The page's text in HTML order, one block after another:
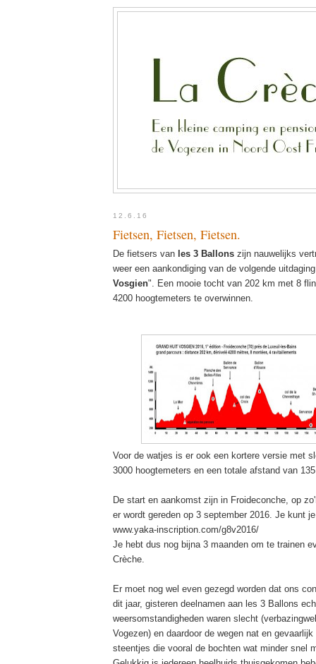
12.6.16
Fietsen, Fietsen, Fietsen.
De fietsers van les 3 Ballons zijn nauwelijks
weer een aankondiging van de volgende
Vosgien". Een mooie tocht van 202 km met 8
4200 hoogtemeters te overwinnen.
Voor de watjes is er ook een kortere versie met
3000 hoogtemeters en een totale afstand van
De start en aankomst zijn in Froideconche, op
er wordt gereden op 3 september 2016. Je kunt
www.yaka-inscription.com/g8v2016/
Je hebt dus nog bijna 3 maanden om te trainen
Crèche.
Er moet nog wel even gezegd worden dat ons
dit jaar, gisteren deelnamen aan les 3 Ballons
weersomstandigheden waren slecht
Vogezen) en daardoor de wegen nat en
steentjes die vooral de bochten wat minder snel